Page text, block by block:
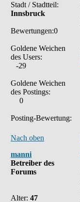
Stadt / Stadtteil:
Innsbruck
Bewertungen:0
Goldene Weichen
des Users:
-29
Goldene Weichen
des Postings:
0
Posting-Bewertung:
Nach oben
manni
Betreiber des
Forums
Alter: 47